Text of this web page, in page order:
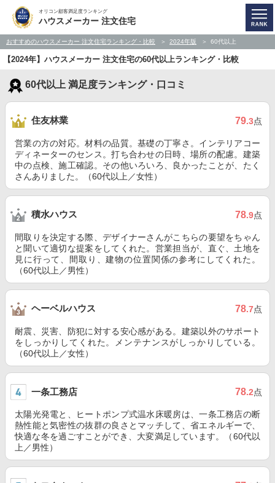
オリコン顧客満足度ランキング
ハウスメーカー 注文住宅
おすすめのハウスメーカー 注文住宅ランキング・比較 2024年版 60代以上
【2024年】ハウスメーカー 注文住宅の60代以上ランキング・比較
60代以上 満足度ランキング・口コミ
住友林業 79.3点
営業の方の対応。材料の品質。基礎の丁寧さ。インテリアコー
ディネーターのセンス。打ち合わせの日時、場所の配慮。建築
中の点検、施工確認。その他いろいろ、良かったことが、たく
さんありました。（60代以上／女性）
積水ハウス 78.9点
間取りを決定する際、デザイナーさんがこちらの要望をちゃん
と聞いて適切な提案をしてくれた。営業担当が、直ぐ、土地を
見に行って、間取り、建物の位置関係の参考にしてくれた。
（60代以上／男性）
ヘーベルハウス 78.7点
耐震、災害、防犯に対する安心感がある。建築以外のサポート
をしっかりしてくれた。メンテナンスがしっかりしている。
（60代以上／女性）
一条工務店 78.2点
太陽光発電と、ヒートポンプ式温水床暖房は、一条工務店の断
熱性能と気密性の抜群の良さとマッチして、省エネルギーで、
快適な冬を過ごすことができ、大変満足しています。（60代以
上／男性）